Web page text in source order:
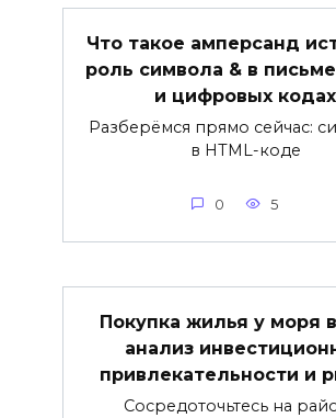
Что такое амперсанд
роль символа & в
и цифровых кодах
Разберёмся прямо сейчас:
в HTML-коде
0 5
Покупка жилья у моря
анализ
привлекательности и
Сосредоточьтесь на